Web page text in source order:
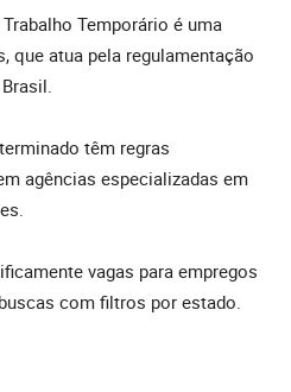
Temporário é uma
que atua pela regulamentação
têm regras
agências especializadas em
vagas para empregos
com filtros por estado.